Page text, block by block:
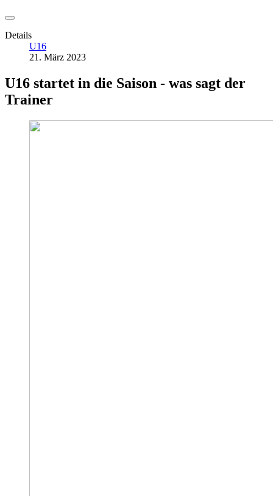
Details
U16
21. März 2023
U16 startet in die Saison - was sagt der
Trainer